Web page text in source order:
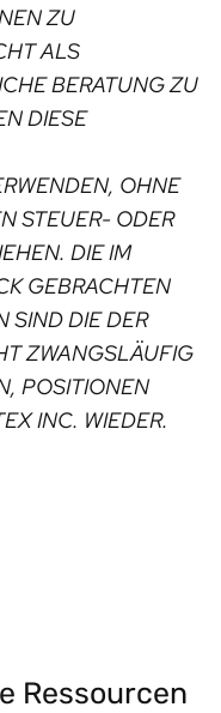
ZU
ALS
BERATUNG ZU
DIESE
OHNE
STEUER- ODER
DIE IM
GEBRACHTEN
SIND DIE DER
ZWANGSLÄUFIG
POSITIONEN
INC. WIEDER.
Ressourcen